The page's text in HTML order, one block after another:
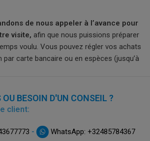
de nous appeler à l’avance pour
visite, afin que nous puissions préparer
voulu. Vous pouvez régler vos achats
carte bancaire ou en espèces (jusqu’à
BESOIN D'UN CONSEIL ?
client:
- WhatsApp: +32485784367